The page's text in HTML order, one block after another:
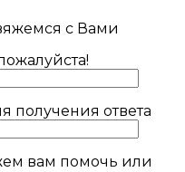
с Вами
получения ответа
вам помочь или